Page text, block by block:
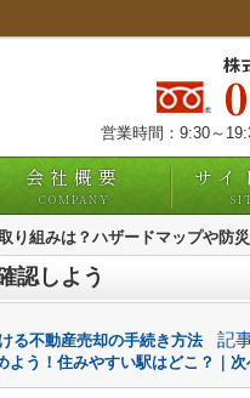
株
営業時間：9:30～
会社概要
COMPANY
サイ
り組みは？ハザードマップや防
認しよう
る不動産売却の手続き方法 記
よう！住みやすい駅はどこ？｜